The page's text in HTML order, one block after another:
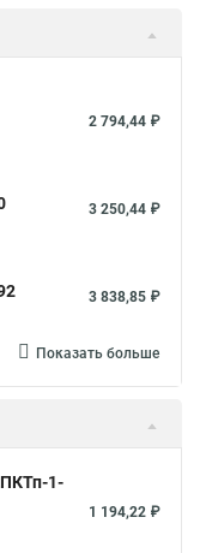
2 794,44 ₽
3 250,44 ₽
3 838,85 ₽
Показать больше
1-
1 194,22 ₽